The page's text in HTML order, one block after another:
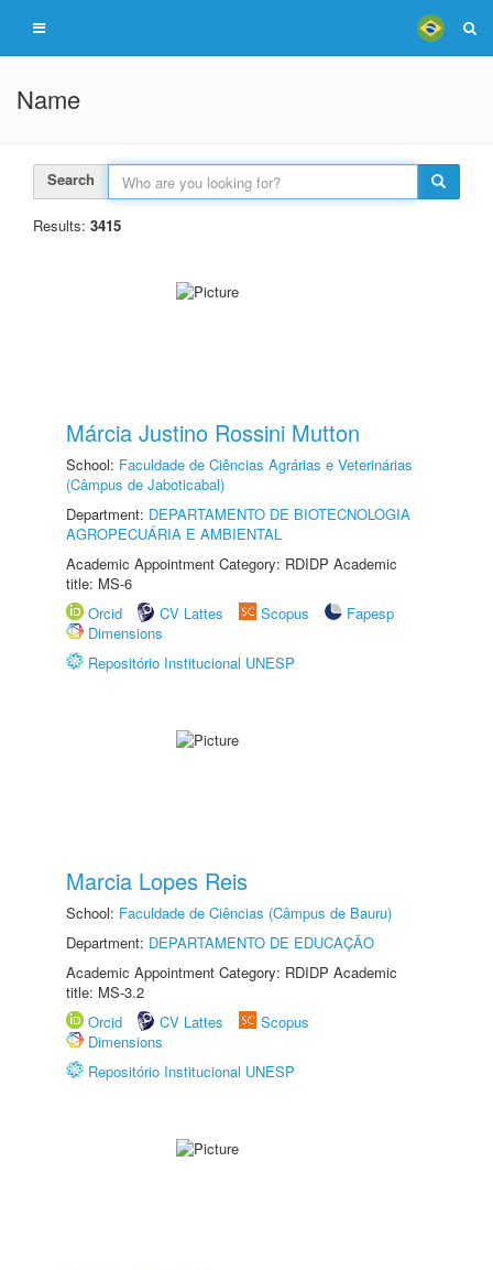
Name
Search
Results: 3415
Márcia Justino Rossini Mutton
School: Faculdade de Ciências Agrárias e Veterinárias
(Câmpus de Jaboticabal)
Department: DEPARTAMENTO DE BIOTECNOLOGIA
AGROPECUÁRIA E AMBIENTAL
Academic Appointment Category: RDIDP Academic
title: MS-6
Orcid
CV Lattes Scopus
Fapesp
Dimensions
Repositório Institucional UNESP
Marcia Lopes Reis
School: Faculdade de Ciências (Câmpus de Bauru)
Department: DEPARTAMENTO DE EDUCAÇÃO
Academic Appointment Category: RDIDP Academic
title: MS-3.2
Orcid
CV Lattes
Scopus
Dimensions
Repositório Institucional UNESP